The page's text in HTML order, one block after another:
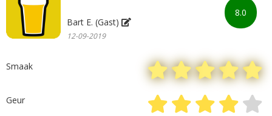
8.0
Bart E. (Gast)
12-09-2019
Smaak
Geur